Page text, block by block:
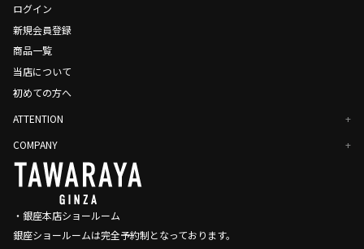
・銀座本店ショールーム
銀座ショールームは完全予約制となっております。
ログイン
新規会員登録
商品一覧
当店について
初めての方へ
ATTENTION
COMPANY